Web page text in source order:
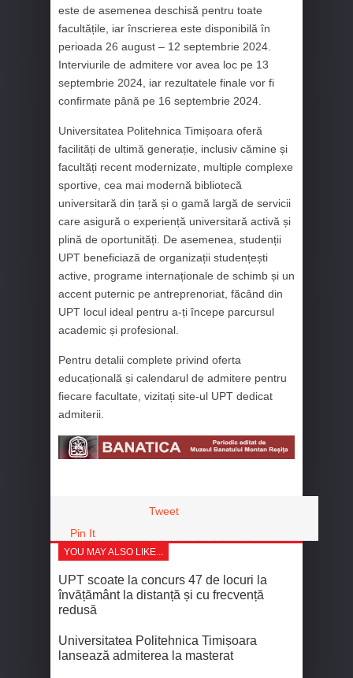
este de asemenea deschisă pentru toate
facultățile, iar înscrierea este disponibilă în
perioada 26 august – 12 septembrie 2024.
Interviurile de admitere vor avea loc pe 13
septembrie 2024, iar rezultatele finale vor fi
confirmate până pe 16 septembrie 2024.
Universitatea Politehnica Timișoara oferă
facilități de ultimă generație, inclusiv cămine și
facultăți recent modernizate, multiple complexe
sportive, cea mai modernă bibliotecă
universitară din țară și o gamă largă de servicii
care asigură o experiență universitară activă și
plină de oportunități. De asemenea, studenții
UPT beneficiază de organizații studențești
active, programe internaționale de schimb și un
accent puternic pe antreprenoriat, făcând din
UPT locul ideal pentru a-ți începe parcursul
academic și profesional.
Pentru detalii complete privind oferta
educațională și calendarul de admitere pentru
fiecare facultate, vizitați site-ul UPT dedicat
admiterii.
Tweet
Pin It
YOU MAY ALSO LIKE...
UPT scoate la concurs 47 de locuri la
învățământ la distanță și cu frecvență
redusă
Universitatea Politehnica Timișoara
lansează admiterea la masterat